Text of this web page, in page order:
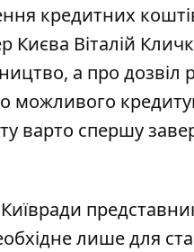
кредитних
Києва Віталій
а про
можливого
варто спершу
Київради
лише для